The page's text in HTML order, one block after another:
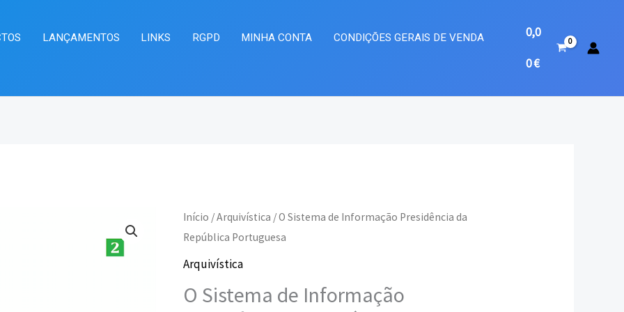
LANÇAMENTOS LINKS RGPD MINHA CONTA
CONDIÇÕES GERAIS DE VENDA
0,0
0€
Início /Arquivística / O Sistema de Informação Presidência da
República Portuguesa
Arquivística
O Sistema de Informação
O
original
O
atual
Quantidade
de
O
de